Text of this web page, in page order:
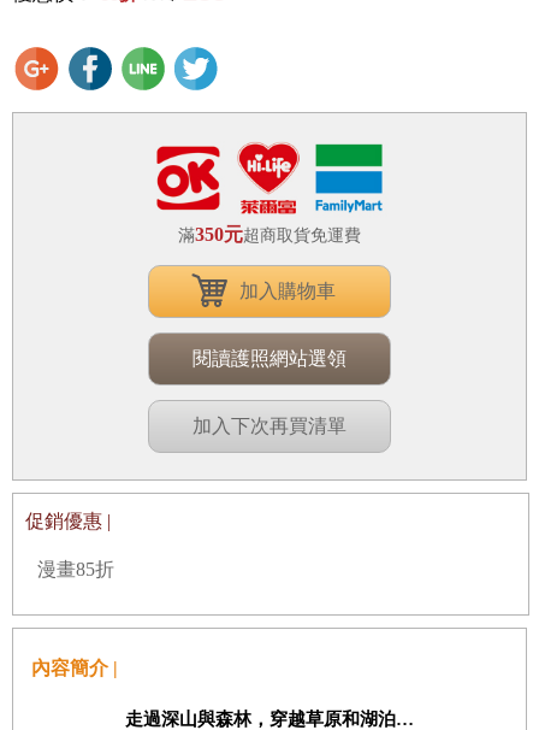
滿350元超商取貨免運費
加入購物車
閱讀護照網站選領
加入下次再買清單
促銷優惠 |
漫畫85折
內容簡介 |
走過深山與森林，穿越草原和湖泊…